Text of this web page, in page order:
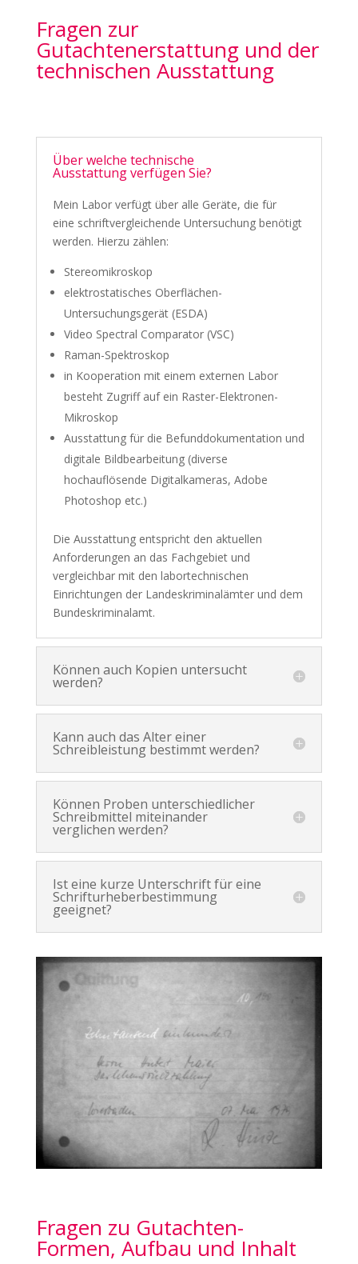
Fragen zur
Gutachtenerstattung und der
technischen Ausstattung
Über welche technische
Ausstattung verfügen Sie?
Mein Labor verfügt über alle Geräte, die für
eine schriftvergleichende Untersuchung benötigt
werden. Hierzu zählen:
Stereomikroskop
elektrostatisches Oberflächen-
Untersuchungsgerät (ESDA)
Video Spectral Comparator (VSC)
Raman-Spektroskop
in Kooperation mit einem externen Labor
besteht Zugriff auf ein Raster-Elektronen-
Mikroskop
Ausstattung für die Befunddokumentation und
digitale Bildbearbeitung (diverse
hochauflösende Digitalkameras, Adobe
Photoshop etc.)
Die Ausstattung entspricht den aktuellen
Anforderungen an das Fachgebiet und
vergleichbar mit den labortechnischen
Einrichtungen der Landeskriminalämter und dem
Bundeskriminalamt.
Können auch Kopien untersucht
werden?
Kann auch das Alter einer
Schreibleistung bestimmt werden?
Können Proben unterschiedlicher
Schreibmittel miteinander
verglichen werden?
Ist eine kurze Unterschrift für eine
Schrifturheberbestimmung
geeignet?
Fragen zu Gutachten-
Formen, Aufbau und Inhalt